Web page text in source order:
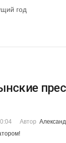
год
Автор